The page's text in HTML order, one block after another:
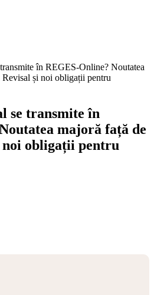
în REGES-Online? Noutatea
și noi obligații pentru
se transmite în
majoră față de
noi obligații pentru